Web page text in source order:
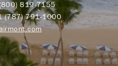
819-7155
(787) 791-1000